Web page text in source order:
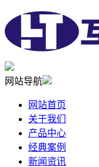
网站导航
网站首页
关于我们
产品中心
经典案例
新闻资讯